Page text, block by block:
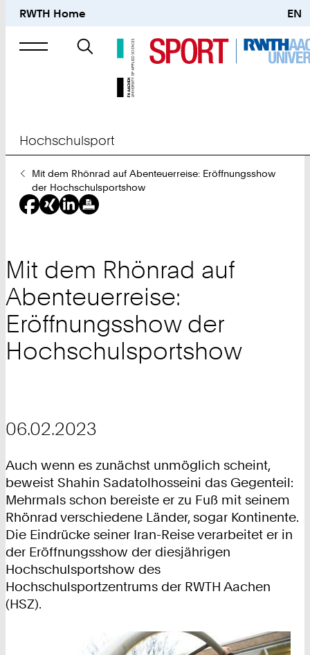
RWTH Home EN
Suche
nach
Hochschulsport
Sie
sind
hier:
Mit dem Rhönrad auf Abenteuerreise: Eröffnungsshow
der Hochschulsportshow
Mit dem Rhönrad auf
Abenteuerreise:
Eröffnungsshow der
Hochschulsportshow
06.02.2023
Auch wenn es zunächst unmöglich scheint,
beweist Shahin Sadatolhosseini das Gegenteil:
Mehrmals schon bereiste er zu Fuß mit seinem
Rhönrad verschiedene Länder, sogar Kontinente.
Die Eindrücke seiner Iran-Reise verarbeitet er in
der Eröffnungsshow der diesjährigen
Hochschulsportshow des
Hochschulsportzentrums der RWTH Aachen
(HSZ).